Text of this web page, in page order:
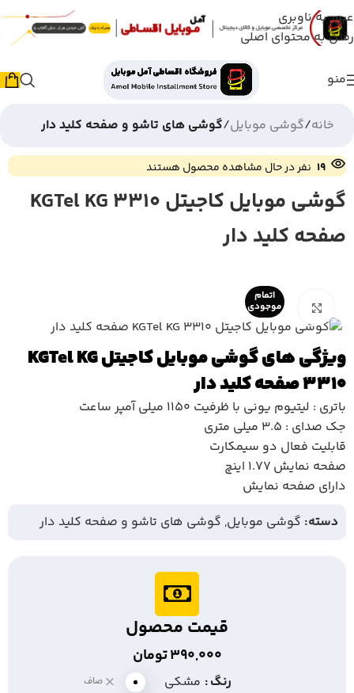
عبور به ناوبری
رفتن به محتوای اصلی
منو
خانه گوشی موبایل گوشی های تاشو و صفحه کلید دار
19 نفر در حال مشاهده محصول هستند
گوشی موبایل کاجیتل KGTel KG 3310
صفحه کلید دار
اتمام
موجودی
بزرگنمایی تصویر
ویژگی های گوشی موبایل کاجیتل KGTel KG
3310 صفحه کلید دار
باتری : لیتیوم یونی با ظرفیت 1150 میلی آمپر ساعت
جک صدای : 3.5 میلی متری
قابلیت فعال دو سیمکارت
صفحه نمایش 1.77 اینچ
دارای صفحه نمایش
دسته: گوشی موبایل, گوشی های تاشو و صفحه کلید دار
قیمت محصول
390,000تومان
رنگ مشکی صاف